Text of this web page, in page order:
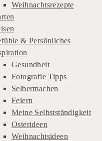
Weihnachtsrezepte
& Persönliches
Gesundheit
Fotografie Tipps
Selbermachen
Feiern
Meine Selbstständigkeit
Osterideen
Weihnachtsideen